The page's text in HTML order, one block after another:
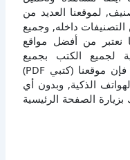
لموقعنا العديد من
التصنيفات داخله, وجميع
كما وأننا نعتبر من أفضل مواقع
لجميع الكتب بجميع
تخصصاتها, وبالنسبة لتصفح الموقع, فإن موقعنا (كتبي PDF)
الذكية, وبدون أي
الصفحة الرئيسية